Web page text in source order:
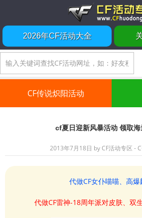
2026年CF活动大全
CF传说炽阳活动
cf夏日迎新风暴活动 领取海
2013年7月18日 byCF活动专区 -
代做CF女仆喵喵、高爆
代做CF雷神-18周年派对皮肤、双